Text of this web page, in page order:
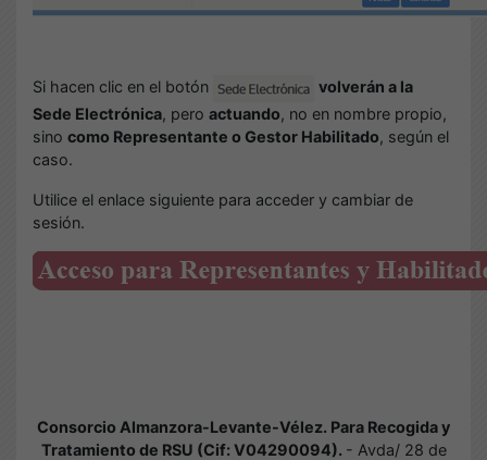
Si hacen clic en el botón
volverán a la
Sede Electrónica, pero actuando, no en nombre propio,
sino como Representante o Gestor Habilitado, según el
caso.
Utilice el enlace siguiente para acceder y cambiar de
sesión.
Consorcio Almanzora-Levante-Vélez. Para Recogida y
Tratamiento de RSU (Cif: V04290094). - Avda/ 28 de